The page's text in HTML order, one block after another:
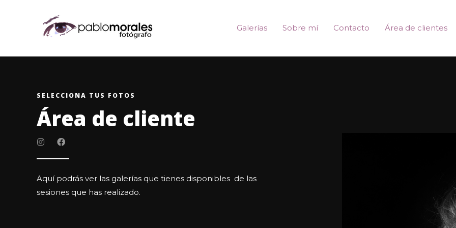
Galerías Sobre mí Contacto Área de clientes
SELECCIONA TUS FOTOS
Área de cliente
Aquí podrás ver las galerías que tienes disponibles de las
sesiones que has realizado.